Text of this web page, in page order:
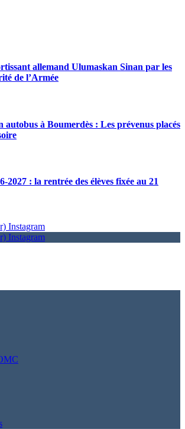
allemand Ulumaskan Sinan par les
de l’Armée
autobus à Boumerdès : Les prévenus placés
2027 : la rentrée des élèves fixée au 21
Instagram
Instagram